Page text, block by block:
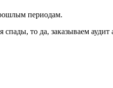
периодам.
то да, заказываем аудит